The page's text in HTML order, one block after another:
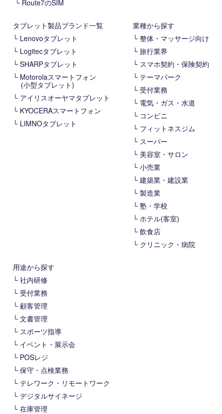
Route7のSIM
タブレット製品ブランド一覧
Lenovoタブレット
Logitecタブレット
SHARPタブレット
Motorolaスマートフォン
(小型タブレット)
アイリスオーヤマタブレット
KYOCERAスマートフォン
LIMNOタブレット
業種から探す
整体・マッサージ向け
旅行業界
スマホ契約・保険契約
テーマパーク
受付業務
電気・ガス・水道
コンビニ
フィットネスジム
スーパー
美容室・サロン
小売業
建築業・建設業
製造業
塾・学校
ホテル(客室)
飲食店
クリニック・病院
用途から探す
社内研修
受付業務
顧客管理
文書管理
スポーツ指導
イベント・展示会
POSレジ
保守・点検業務
テレワーク・リモートワーク
デジタルサイネージ
在庫管理